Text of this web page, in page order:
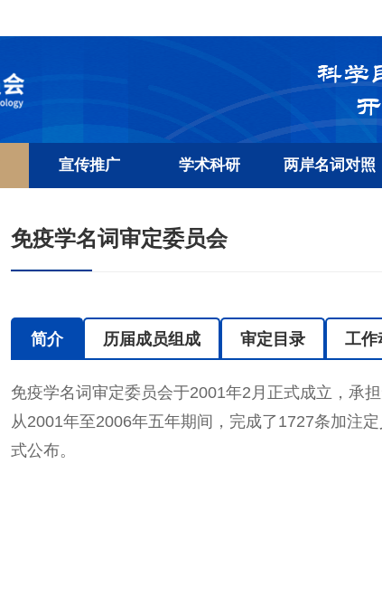
宣传推广 学术科研 两岸名词对照
免疫学名词审定委员会
简介 历届成员组成 审定目录 工作
免疫学名词审定委员会于2001年2月正式成立，承
从2001年至2006年五年期间，完成了1727条加注
式公布。